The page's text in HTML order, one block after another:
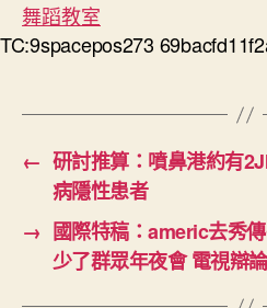
舞蹈教室
TC:9spacepos273
← 研討推算：噴鼻港約有
病隱性患者
→ 國際特稿：americ去秀
少了群眾年夜會 電視辯